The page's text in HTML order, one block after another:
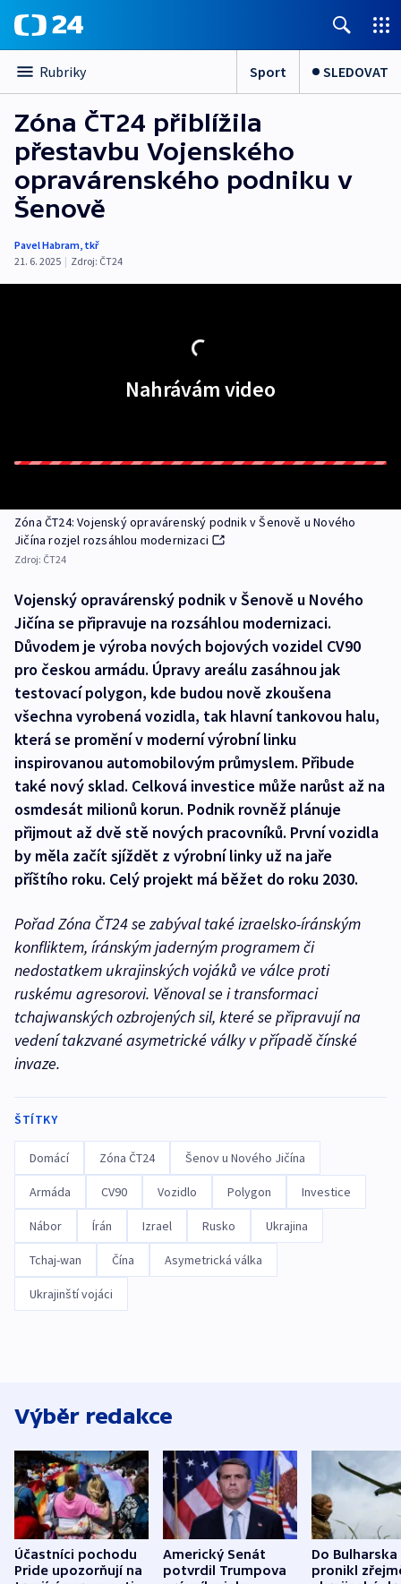
Rubriky Sport SLEDOVAT
Zóna ČT24 přiblížila
přestavbu Vojenského
opravárenského podniku v
Šenově
Pavel Habram, tkř
21. 6. 2025 | Zdroj: ČT24
Nahrávám video
Zóna ČT24: Vojenský opravárenský podnik v Šenově u Nového
Jičína rozjel rozsáhlou modernizaci
Zdroj: ČT24
Vojenský opravárenský podnik v Šenově u Nového
Jičína se připravuje na rozsáhlou modernizaci.
Důvodem je výroba nových bojových vozidel CV90
pro českou armádu. Úpravy areálu zasáhnou jak
testovací polygon, kde budou nově zkoušena
všechna vyrobená vozidla, tak hlavní tankovou halu,
která se promění v moderní výrobní linku
inspirovanou automobilovým průmyslem. Přibude
také nový sklad. Celková investice může narůst až na
osmdesát milionů korun. Podnik rovněž plánuje
přijmout až dvě stě nových pracovníků. První vozidla
by měla začít sjíždět z výrobní linky už na jaře
příštího roku. Celý projekt má běžet do roku 2030.
Pořad Zóna ČT24 se zabýval také izraelsko-íránským
konfliktem, íránským jaderným programem či
nedostatkem ukrajinských vojáků ve válce proti
ruskému agresorovi. Věnoval se i transformaci
tchajwanských ozbrojených sil, které se připravují na
vedení takzvané asymetrické války v případě čínské
invaze.
ŠTÍTKY
Domácí Zóna ČT24 Šenov u Nového Jičína
Armáda CV90 Vozidlo Polygon Investice
Nábor Írán Izrael Rusko Ukrajina
Tchaj-wan Čína Asymetrická válka
Ukrajinští vojáci
Výběr redakce
Účastníci pochodu
Pride upozorňují na
Americký Senát
potvrdil Trumpova
Do Bulharska
pronikl